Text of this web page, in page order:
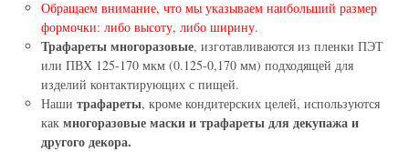
Обращаем внимание, что мы указываем наибольший размер
формочки: либо высоту, либо ширину.
Трафареты многоразовые, изготавливаются из пленки ПЭТ
или ПВХ 125-170 мкм (0.125-0,170 мм) подходящей для
изделий контактирующих с пищей.
Наши трафареты, кроме кондитерских целей, используются
как многоразовые маски и трафареты для декупажа и
другого декора.